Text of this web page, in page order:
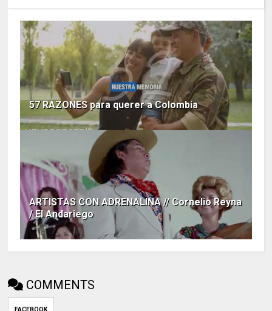
57 RAZONES para querer a Colombia
ARTISTAS CON ADRENALINA // Cornelio Reyna
/ El Andariego
COMMENTS
FACEBOOK